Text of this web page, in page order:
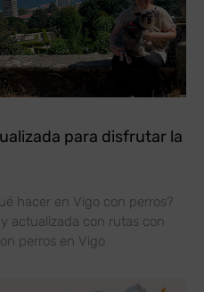
para disfrutar la
hacer en Vigo con perros?
actualizada con rutas con
perros en Vigo